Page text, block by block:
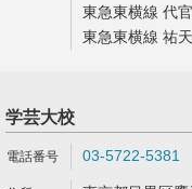
東急東横線 代
東急東横線 祐
学芸大校
03-5722-5381